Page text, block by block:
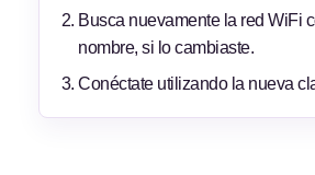
Busca nuevamente la red WiFi
nombre, si lo cambiaste.
Conéctate utilizando la nueva